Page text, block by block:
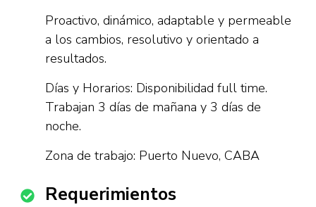
Proactivo, dinámico, adaptable y permeable
a los cambios, resolutivo y orientado a
resultados.
Días y Horarios: Disponibilidad full time.
Trabajan 3 días de mañana y 3 días de
noche.
Zona de trabajo: Puerto Nuevo, CABA
Requerimientos